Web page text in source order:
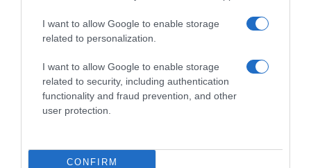
I want to allow Google to enable storage
related to personalization.
I want to allow Google to enable storage
related to security, including authentication
functionality and fraud prevention, and other
user protection.
CONFIRM